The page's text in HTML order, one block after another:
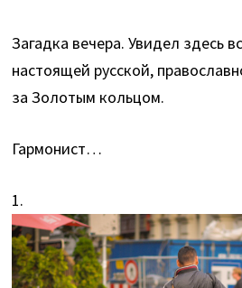
Загадка вечера. Увидел здесь
настоящей русской,
за Золотым кольцом.
Гармонист…
1.